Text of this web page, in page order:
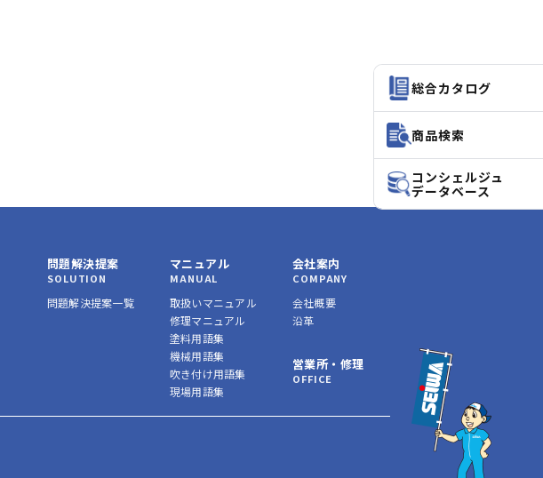
問題解決提案
SOLUTION
問題解決提案一覧
マニュアル
MANUAL
取扱いマニュアル
修理マニュアル
塗料用語集
機械用語集
吹き付け用語集
現場用語集
会社案内
COMPANY
会社概要
沿革
営業所・修理
OFFICE
総合カタログ
商品検索
コンシェルジュ
データベース